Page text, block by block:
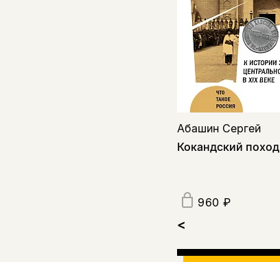
Абашин Сергей
Кокандский поход
960 ₽
<